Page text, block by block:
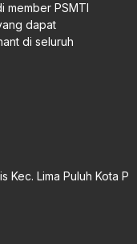
member PSMTI
dapat
di seluruh
Kec. Lima Puluh Kota P